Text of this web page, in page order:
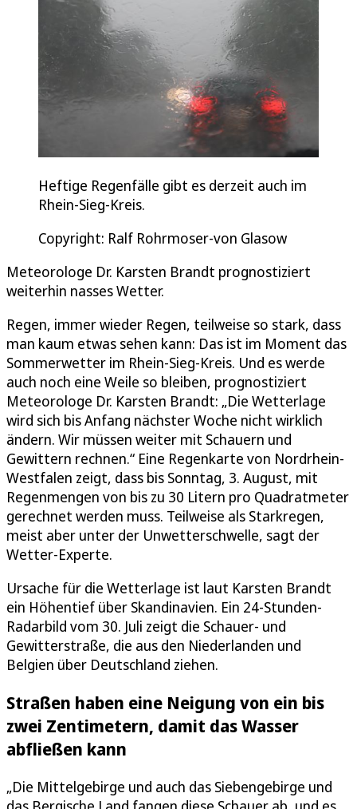
Heftige Regenfälle gibt es derzeit auch im
Rhein-Sieg-Kreis.
Copyright: Ralf Rohrmoser-von Glasow
Meteorologe Dr. Karsten Brandt prognostiziert
weiterhin nasses Wetter.
Regen, immer wieder Regen, teilweise so stark, dass
man kaum etwas sehen kann: Das ist im Moment das
Sommerwetter im Rhein-Sieg-Kreis. Und es werde
auch noch eine Weile so bleiben, prognostiziert
Meteorologe Dr. Karsten Brandt: „Die Wetterlage
wird sich bis Anfang nächster Woche nicht wirklich
ändern. Wir müssen weiter mit Schauern und
Gewittern rechnen.“ Eine Regenkarte von Nordrhein-
Westfalen zeigt, dass bis Sonntag, 3. August, mit
Regenmengen von bis zu 30 Litern pro Quadratmeter
gerechnet werden muss. Teilweise als Starkregen,
meist aber unter der Unwetterschwelle, sagt der
Wetter-Experte.
Ursache für die Wetterlage ist laut Karsten Brandt
ein Höhentief über Skandinavien. Ein 24-Stunden-
Radarbild vom 30. Juli zeigt die Schauer- und
Gewitterstraße, die aus den Niederlanden und
Belgien über Deutschland ziehen.
Straßen haben eine Neigung von ein bis
zwei Zentimetern, damit das Wasser
abfließen kann
„Die Mittelgebirge und auch das Siebengebirge und